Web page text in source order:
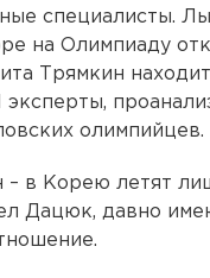
специалисты.
на Олимпиаду
Трямкин
олимпийцев.
– в Корею летят
Дацюк, давно